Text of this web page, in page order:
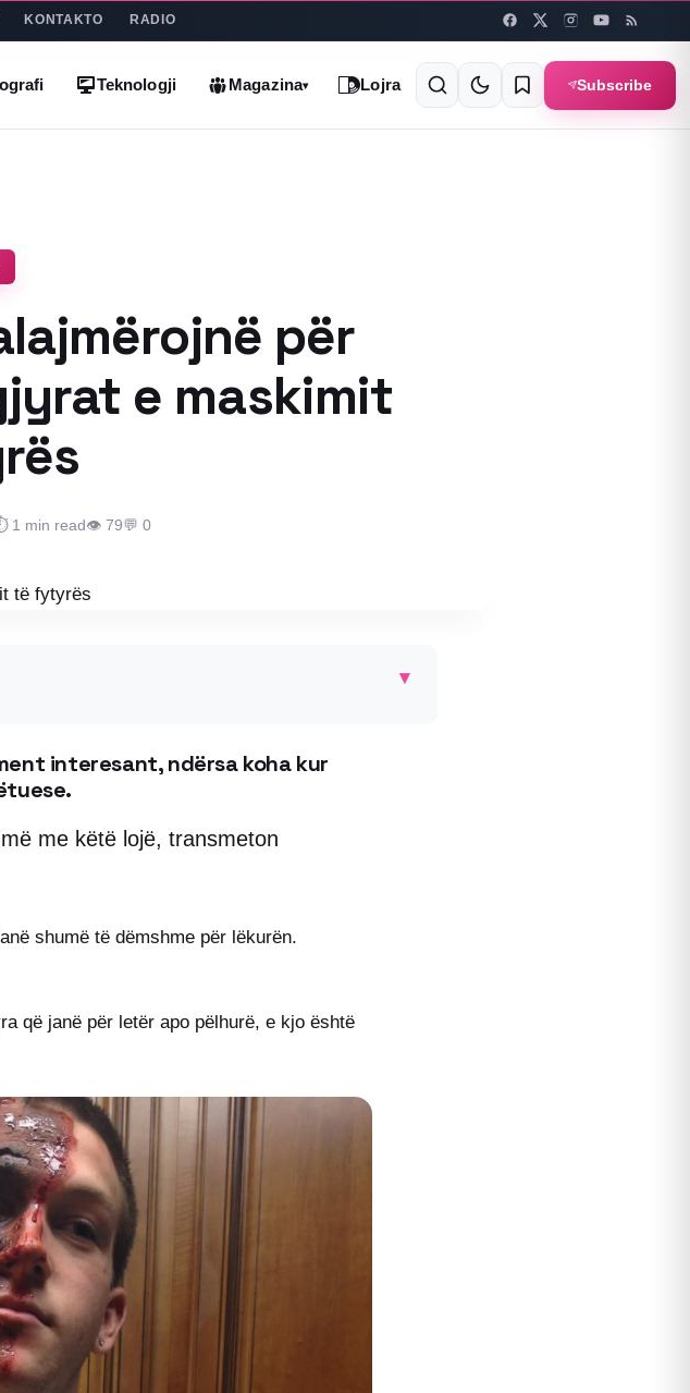
KONTAKTO RADIO
Teknologji Magazina▾ Lojra Subscribe
për
e maskimit
1 min read👁 79💬 0
▾
interesant, ndërsa koha kur
me këtë lojë, transmeton
shumë të dëmshme për lëkurën.
që janë për letër apo pëlhurë, e kjo është